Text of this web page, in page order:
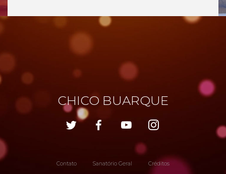
CHICO BUARQUE
Contato Sanatório Geral Créditos